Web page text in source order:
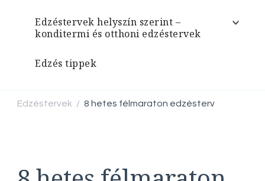
Edzéstervek helyszín szerint –
konditermi és otthoni edzéstervek
Edzés tippek
Edzéstervek / 8 hetes félmaraton edzésterv